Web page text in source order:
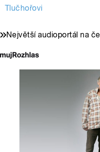
Tlučhořovi
Největší audioportál na